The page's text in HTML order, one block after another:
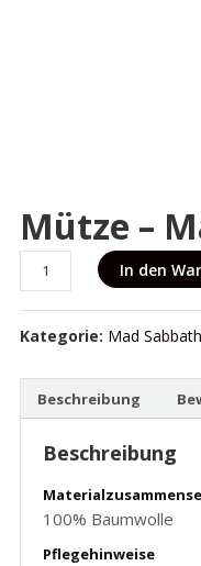
Mütze –
Mütze
-
Mad
Sabbath
In den
Kategorie: Mad Sabbath
Beschreibung
Beschreibung
100% Baumwolle
Pflegehinweise